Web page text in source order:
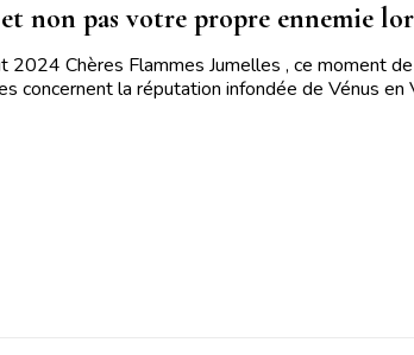
non pas votre propre ennemie
Chères Flammes Jumelles , ce moment
concernent la réputation infondée de Vénus